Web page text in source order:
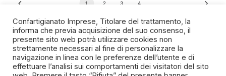
1 2 3 4
SPIRITO ARTIGIANO
Confartigianato Imprese, Titolare del trattamento, la
informa che previa acquisizione del suo consenso, il
presente sito web potrà utilizzare cookies non
strettamente necessari al fine di personalizzare la
navigazione in linea con le preferenze dell’utente e di
effettuare l’analisi sui comportamenti dei visitatori del sito